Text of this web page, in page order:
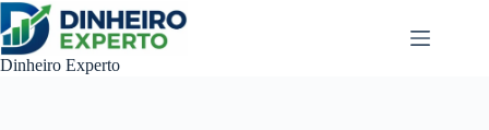
Pular
para
o
conteúdo
Dinheiro Experto